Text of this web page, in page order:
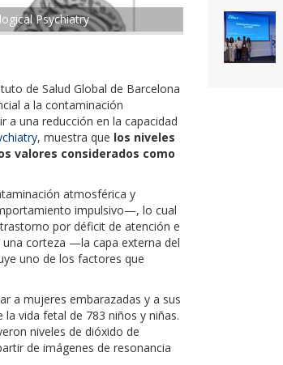
Psychiatry
de Salud Global de Barcelona
a la contaminación
a una reducción en la capacidad
, muestra que los niveles
valores considerados como
atmosférica y
impulsivo—, lo cual
por déficit de atención e
una corteza —la capa externa del
uno de los factores que
a mujeres embarazadas y a sus
vida fetal de 783 niños y niñas.
niveles de dióxido de
de imágenes de resonancia